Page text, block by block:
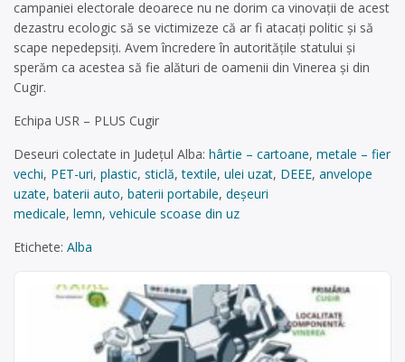
campaniei electorale deoarece nu ne dorim ca vinovaţii de acest
dezastru ecologic să se victimizeze că ar fi atacaţi politic şi să
scape nepedepsiţi. Avem încredere în autorităţile statului şi
sperăm ca acestea să fie alături de oamenii din Vinerea şi din
Cugir.
Echipa USR – PLUS Cugir
Deseuri colectate in Județul Alba: hârtie – cartoane, metale – fier
vechi, PET-uri, plastic, sticlă,textile, ulei uzat, DEEE, anvelope
uzate, baterii auto, baterii portabile, deșeuri
medicale, lemn, vehicule scoase din uz
Etichete: Alba